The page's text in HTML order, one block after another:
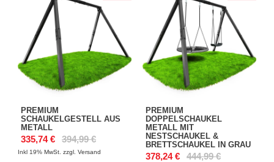
PREMIUM
SCHAUKELGESTELL AUS
METALL
335,74 € 394,99 €
Inkl 19% MwSt. zzgl. Versand
PREMIUM
DOPPELSCHAUKEL
METALL MIT
NESTSCHAUKEL &
BRETTSCHAUKEL IN GRAU
378,24 € 444,99 €